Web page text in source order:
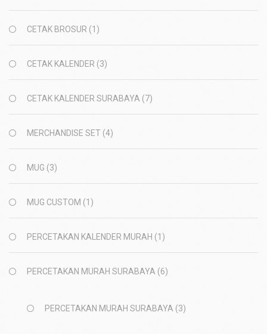
CETAK BROSUR (1)
CETAK KALENDER (3)
CETAK KALENDER SURABAYA (7)
MERCHANDISE SET (4)
MUG (3)
MUG CUSTOM (1)
PERCETAKAN KALENDER MURAH (1)
PERCETAKAN MURAH SURABAYA (6)
PERCETAKAN MURAH SURABAYA (3)